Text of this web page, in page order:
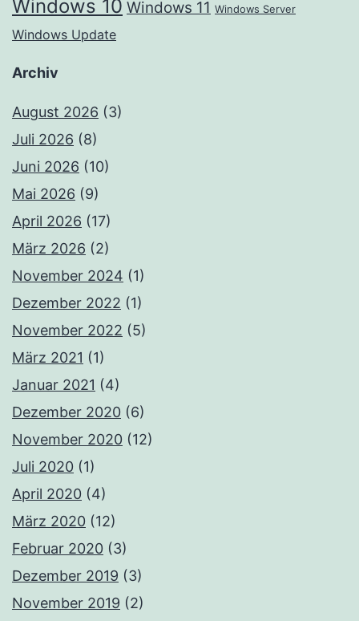
Windows 10 Windows 11 Windows Server
Windows Update
Archiv
August 2026 (3)
Juli 2026 (8)
Juni 2026 (10)
Mai 2026 (9)
April 2026 (17)
März 2026 (2)
November 2024 (1)
Dezember 2022 (1)
November 2022 (5)
März 2021 (1)
Januar 2021 (4)
Dezember 2020 (6)
November 2020 (12)
Juli 2020 (1)
April 2020 (4)
März 2020 (12)
Februar 2020 (3)
Dezember 2019 (3)
November 2019 (2)